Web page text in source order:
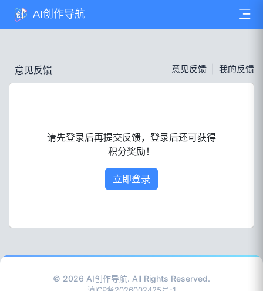
AI创作导航
AI创作导航
意见反馈 意见反馈 我的反馈
请先登录后再提交反馈，登录后还可获得
积分奖励！
立即登录
© 2026 AI创作导航. All Rights Reserved.